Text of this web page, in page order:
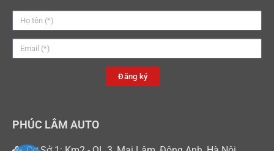
Đăng ký
PHÚC LÂM AUTO